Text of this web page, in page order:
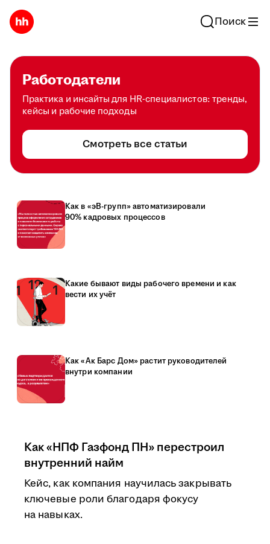
Поиск
Работодатели
Практика и инсайты для HR-специалистов: тренды,
кейсы и рабочие подходы
Смотреть все статьи
Как в «эВ-групп» автоматизировали
90% кадровых процессов
Какие бывают виды рабочего времени и как
вести их учёт
Как «Ак Барс Дом» растит руководителей
внутри компании
Как «НПФ Газфонд ПН» перестроил
внутренний найм
Кейс, как компания научилась закрывать
ключевые роли благодаря фокусу
на навыках.